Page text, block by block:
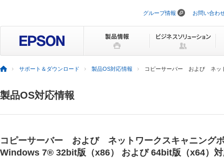
ビ
ョ
グループ情報 お問い合わ
サポート＆ダウンロード 製品OS対応情報 コピーサーバー および ネッ
製品OS対応情報
コピーサーバー および ネットワークスキャニング
Windows 7® 32bit版（x86） および 64bit版（x64）